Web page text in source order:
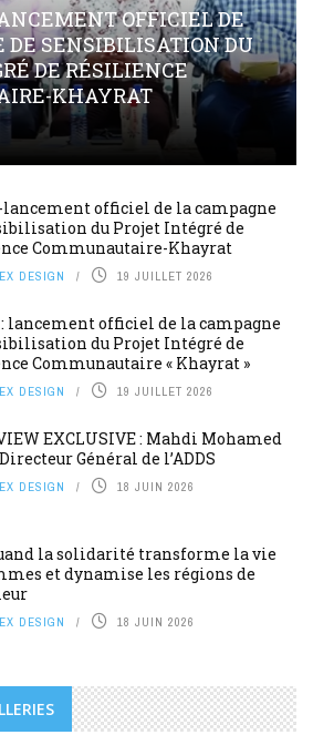
OFFICIEL DE
DE SENSIBILISATION DU
DE RÉSILIENCE
KHAYRAT
officiel de la campagne
du Projet Intégré de
Communautaire-Khayrat
DESIGN 19 JUILLET 2026
officiel de la campagne
du Projet Intégré de
Communautaire « Khayrat »
DESIGN 19 JUILLET 2026
EXCLUSIVE : Mahdi Mohamed
Général de l’ADDS
DESIGN 18 JUIN 2026
la solidarité transforme la vie
et dynamise les régions de
DESIGN 18 JUIN 2026